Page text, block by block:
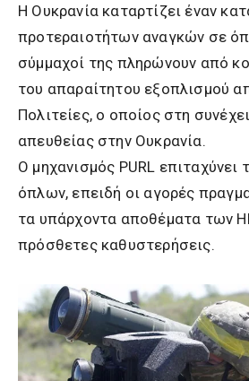
Η Ουκρανία καταρτίζει έναν
προτεραιοτήτων αναγκών σε
σύμμαχοί της πληρώνουν από
του απαραίτητου εξοπλισμού
Πολιτείες, ο οποίος στη
απευθείας στην Ουκρανία.
Ο μηχανισμός PURL επιταχύνει
όπλων, επειδή οι αγορές
τα υπάρχοντα αποθέματα των
πρόσθετες καθυστερήσεις.